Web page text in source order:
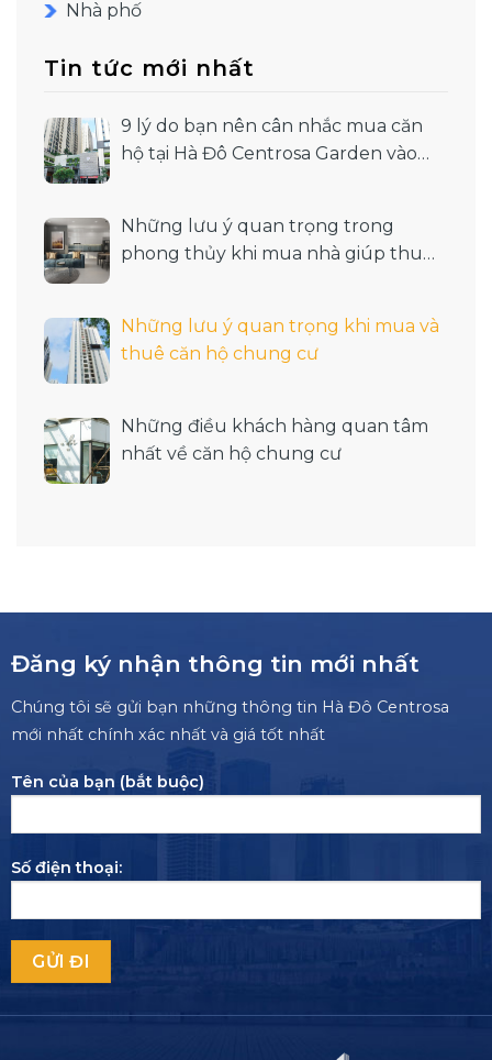
Nhà phố
Tin tức mới nhất
9 lý do bạn nên cân nhắc mua căn
hộ tại Hà Đô Centrosa Garden vào
Những lưu ý quan trọng trong
phong thủy khi mua nhà giúp thu
Những lưu ý quan trọng khi mua và
thuê căn hộ chung cư
Những điều khách hàng quan tâm
nhất về căn hộ chung cư
Đăng ký nhận thông tin mới nhất
Chúng tôi sẽ gửi bạn những thông tin Hà Đô Centrosa
mới nhất chính xác nhất và giá tốt nhất
Tên của bạn (bắt buộc)
Số điện thoại: